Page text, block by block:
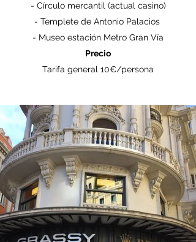
- Círculo mercantil (actual casino)
- Templete de Antonio Palacios
- Museo estación Metro Gran Vía
Precio
Tarifa general 10€/persona